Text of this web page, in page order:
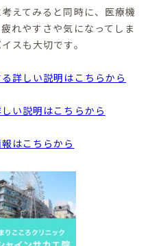
えてみると同時に、医療機
れやすさや気になってしま
スも大切です。
詳しい説明はこちらから
い説明はこちらから
はこちらから